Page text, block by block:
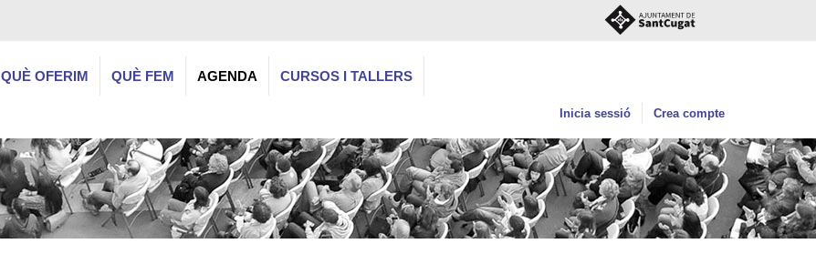
QUÈ OFERIM QUÈ FEM AGENDA CURSOS I TALLERS
Inicia sessió Crea compte